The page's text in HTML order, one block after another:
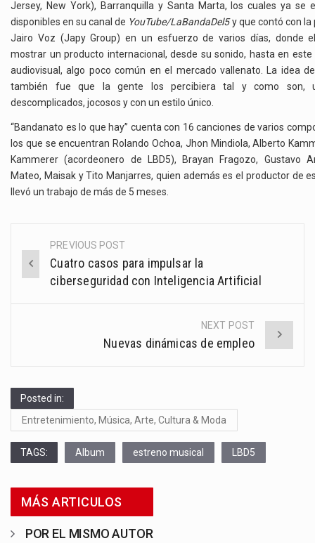
Jersey, New York), Barranquilla y Santa Marta, los cuales ya se
disponibles en su canal de YouTube/LaBandaDel5y que contó con la
Jairo Voz (Japy Group) en un esfuerzo de varios días, donde
mostrar un producto internacional, desde su sonido, hasta en este
audiovisual, algo poco común en el mercado vallenato. La idea
también fue que la gente los percibiera tal y como son,
descomplicados, jocosos y con un estilo único.
“Bandanato es lo que hay” cuenta con 16 canciones de varios
los que se encuentran Rolando Ochoa, Jhon Mindiola, Alberto
Kammerer (acordeonero de LBD5), Brayan Fragozo, Gustavo
Mateo, Maisak y Tito Manjarres, quien además es el productor de
llevó un trabajo de más de 5 meses.
Post
navigation
PREVIOUS POST
Cuatro casos para impulsar la
ciberseguridad con Inteligencia Artificial
NEXT POST
Nuevas dinámicas de empleo
Posted in:
Entretenimiento, Música, Arte, Cultura & Moda
TAGS: Album estreno musical LBD5
MÁS ARTICULOS
POR EL MISMO AUTOR